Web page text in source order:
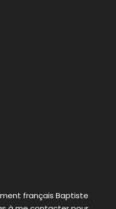
français Baptiste